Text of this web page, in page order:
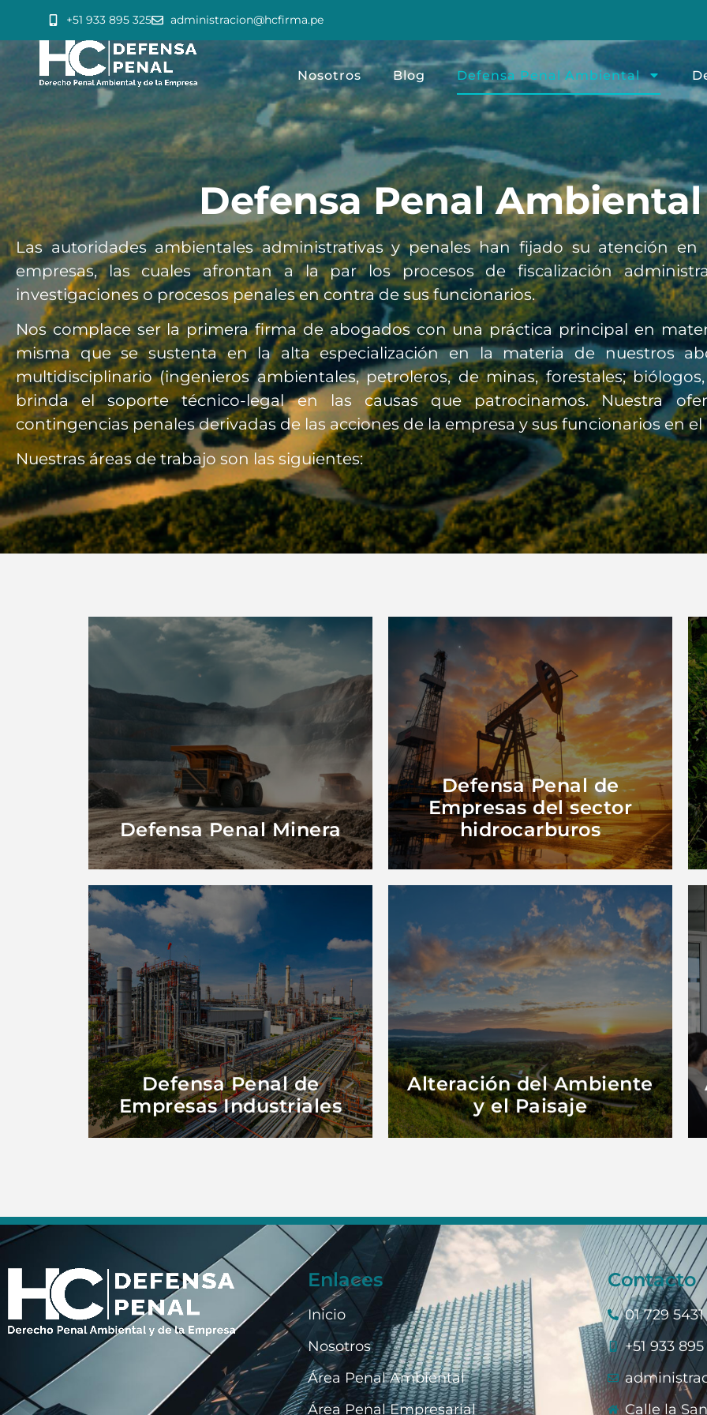
+51 933 895 325 administracion@hcfirma.pe
Nosotros Blog Defensa Penal Ambiental
Defensa Penal Ambiental
Las autoridades ambientales administrativas y penales han fijado su atención en
empresas, las cuales afrontan a la par los procesos de fiscalización
investigaciones o procesos penales en contra de sus funcionarios.
Nos complace ser la primera firma de abogados con una práctica principal en
misma que se sustenta en la alta especialización en la materia de nuestros
multidisciplinario (ingenieros ambientales, petroleros, de minas, forestales;
brinda el soporte técnico-legal en las causas que patrocinamos. Nuestra
contingencias penales derivadas de las acciones de la empresa y sus funcionarios en
Nuestras áreas de trabajo son las siguientes:
Defensa Penal Minera
Defensa Penal Minera
Ver Más
Defensa Penal de
Empresas del sector
hidrocarburos
Defensa Penal de
Empresas del sector
hidrocarburos
Ver Más
Defensa Penal de
Empresas Industriales
Defensa Penal de
Empresas Industriales
Ver Más
Alteración del Ambiente
y el Paisaje
Alteración del
Ambiente y el Paisaje
Ver Más
Enlaces
Inicio
Nosotros
Área Penal Ambiental
Área Penal Empresarial
Contacto
01 729 5431
+51 933
Calle la